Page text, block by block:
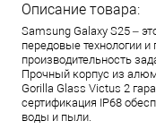
Описание товара:
Samsung Galaxy S25 –
передовые технологии
производительность
Прочный корпус из
Gorilla Glass Victus 2
сертификация IP68
воды и пыли.